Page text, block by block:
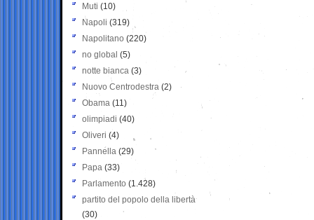
Muti (10)
Napoli (319)
Napolitano (220)
no global (5)
notte bianca (3)
Nuovo Centrodestra (2)
Obama (11)
olimpiadi (40)
Oliveri (4)
Pannella (29)
Papa (33)
Parlamento (1.428)
partito del popolo della libertà
(30)